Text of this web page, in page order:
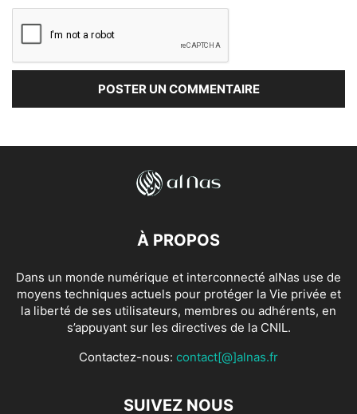
À PROPOS
Dans un monde numérique et interconnecté alNas use de
moyens techniques actuels pour protéger la Vie privée et
la liberté de ses utilisateurs, membres ou adhérents, en
s’appuyant sur les directives de la CNIL.
Contactez-nous: contact[@]alnas.fr
SUIVEZ NOUS